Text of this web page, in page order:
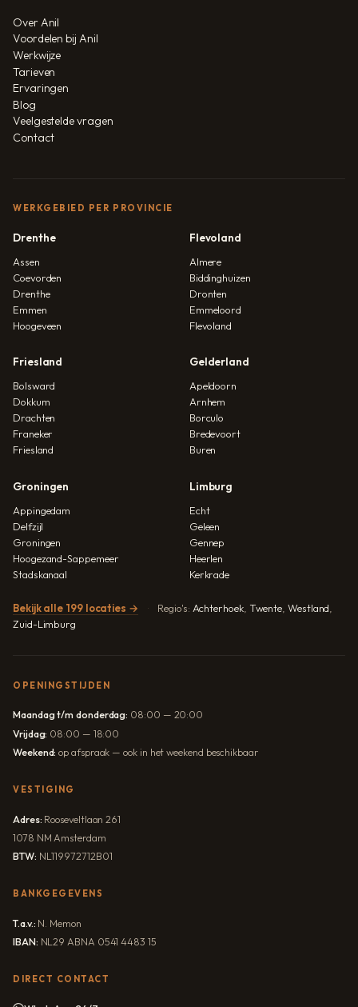
Over Anil
Voordelen bij Anil
Werkwijze
Tarieven
Ervaringen
Blog
Veelgestelde vragen
Contact
WERKGEBIED PER PROVINCIE
Drenthe
Assen
Coevorden
Drenthe
Emmen
Hoogeveen
Flevoland
Almere
Biddinghuizen
Dronten
Emmeloord
Flevoland
Friesland
Bolsward
Dokkum
Drachten
Franeker
Friesland
Gelderland
Apeldoorn
Arnhem
Borculo
Bredevoort
Buren
Groningen
Appingedam
Delfzijl
Groningen
Hoogezand-Sappemeer
Stadskanaal
Limburg
Echt
Geleen
Gennep
Heerlen
Kerkrade
Bekijk alle 199 locaties → Regio's: Achterhoek, Twente Westland
Zuid-Limburg
OPENINGSTIJDEN
Maandag t/m donderdag: 08:00 — 20:00
Vrijdag: 08:00 — 18:00
Weekend: op afspraak — ook in het weekend beschikbaar
VESTIGING
Adres: Rooseveltlaan 261
1078 NM Amsterdam
BTW: NL119972712B01
BANKGEGEVENS
T.a.v.: N. Memon
IBAN: NL29 ABNA 0541 4483 15
DIRECT CONTACT